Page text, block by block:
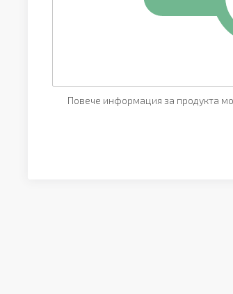
Повече информация за продукта